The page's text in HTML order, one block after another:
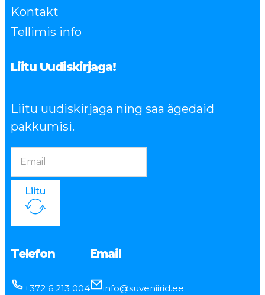
Kontakt
Tellimis info
Liitu Uudiskirjaga!
Liitu uudiskirjaga ning saa ägedaid
pakkumisi.
Liitu
Telefon
+372 6 213 004
Email
info@suveniirid.ee